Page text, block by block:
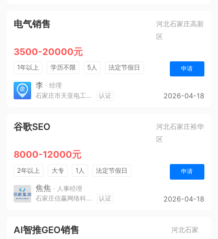
电气销售
河北石家庄高新
区
3500-20000元
1年以上 学历不限 5人
法定节假日
销售奖金
奖励计划
申请
李 · 经理
石家庄市天亚电工电气有限责任公司
认证 2026-04-18
谷歌SEO
河北石家庄裕华
区
8000-12000元
2年以上 大专 1人
法定节假日
休假制度
销售奖金
综合补贴
五险一金
申请
焦焦 · 人事经理
石家庄信赢网络科技有限公司
认证 2026-04-18
AI智推GEO销售
河北石家